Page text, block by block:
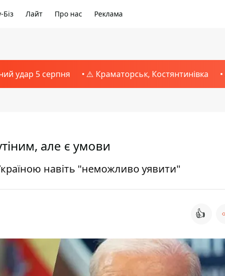
Лайт Про нас Реклама
удар 5 серпня ⚠️ Краматорськ, Костянтинівка
але є умови
навіть "неможливо уявити"
👍